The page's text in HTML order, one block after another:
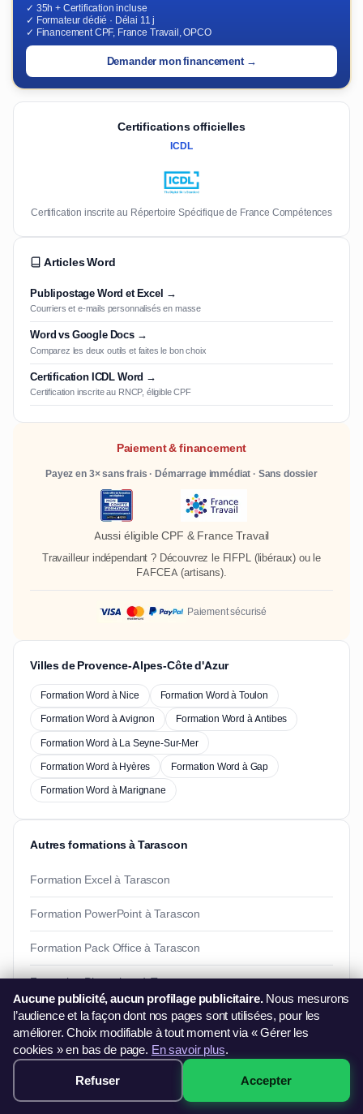
✓ 35h + Certification incluse
✓ Formateur dédié · Délai 11 j
✓ Financement CPF, France Travail, OPCO
Demander mon financement →
Certifications officielles
ICDL
Certification inscrite au Répertoire Spécifique de France Compétences
Articles Word
Publipostage Word et Excel →
Courriers et e-mails personnalisés en masse
Word vs Google Docs →
Comparez les deux outils et faites le bon choix
Certification ICDL Word →
Certification inscrite au RNCP, éligible CPF
Paiement & financement
Payez en 3× sans frais · Démarrage immédiat · Sans dossier
Aussi éligible CPF & France Travail
Travailleur indépendant ? Découvrez le FIFPL(libéraux) ou le
FAFCEA (artisans).
Paiement sécurisé
Villes de Provence-Alpes-Côte d'Azur
Formation Word à Nice
Formation Word à Toulon
Formation Word à Avignon
Formation Word à Antibes
Formation Word à La Seyne-Sur-Mer
Formation Word à Hyères
Formation Word à Gap
Formation Word à Marignane
Autres formations à Tarascon
Formation Excel à Tarascon
Formation PowerPoint à Tarascon
Formation Pack Office à Tarascon
Formation Photoshop à Tarascon
Besoin d'informations ?
Vous souhaitez en savoir plus sur nos formations ?
06 44 60 79 11249€ · Voir les sessions →
Aucune publicité, aucun profilage publicitaire.Nous mesurons
l’audience et la façon dont nos pages sont utilisées, pour les
améliorer. Choix modifiable à tout moment via « Gérer les
cookies » en bas de page. En savoir plus.
Refuser Accepter